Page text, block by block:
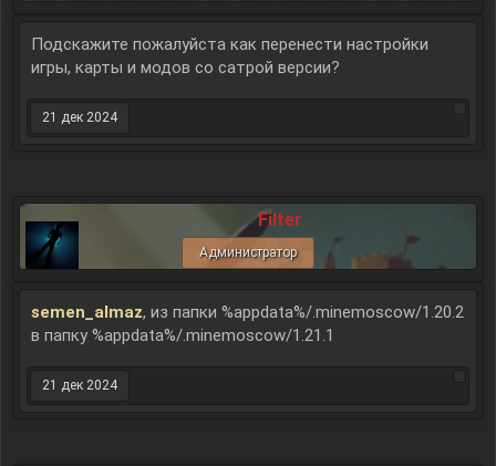
Подскажите пожалуйста как перенести настройки
игры, карты и модов со сатрой версии?
21 дек 2024
Filter
Администратор
semen_almaz, из папки %appdata%/.minemoscow/1.20.2
в папку %appdata%/.minemoscow/1.21.1
21 дек 2024